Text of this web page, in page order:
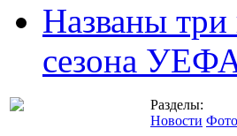
Названы три
сезона
Разделы:
Новости Фото